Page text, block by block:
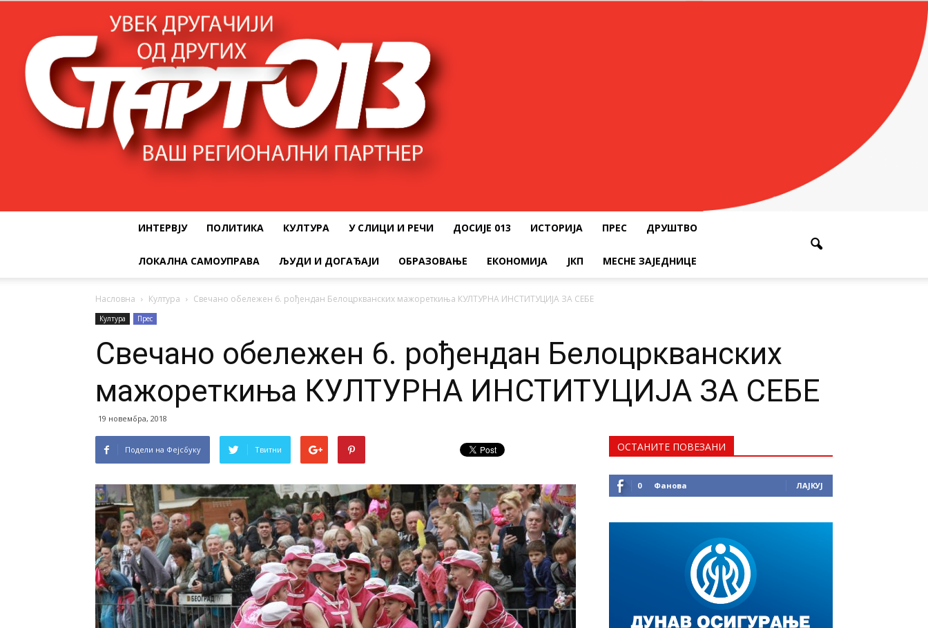
ИНТЕРВЈУ ПОЛИТИКА КУЛТУРА У СЛИЦИ И РЕЧИ ДОСИЈЕ 013 ИСТОРИЈА ПРЕС ДРУШТВО
ЛОКАЛНА САМОУПРАВА ЉУДИ И ДОГАЂАЈИ ОБРАЗОВАЊЕ ЕКОНОМИЈА ЈКП МЕСНЕ ЗАЈЕДНИЦЕ
Насловна Култура Свечано обележен 6. рођендан Белоцркванских мажореткиња КУЛТУРНА ИНСТИТУЦИЈА ЗА СЕБЕ
Култура Прес
Свечано обележен 6. рођендан Белоцркванских
мажореткиња КУЛТУРНА ИНСТИТУЦИЈА ЗА СЕБЕ
19 новембра, 2018
Подели на Фејсбуку Твитни ОСТАНИТЕ ПОВЕЗАНИ
0 Фанова ЛАЈКУЈ